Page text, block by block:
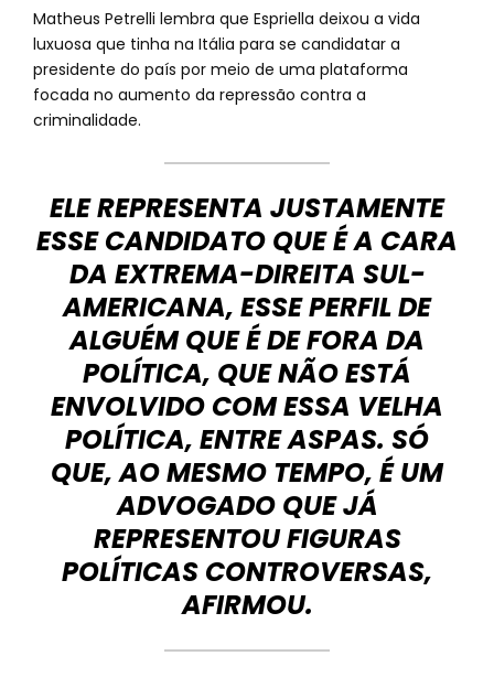
Matheus Petrelli lembra que Espriella deixou a vida
luxuosa que tinha na Itália para se candidatar a
presidente do país por meio de uma plataforma
focada no aumento da repressão contra a
criminalidade.
ELE REPRESENTA JUSTAMENTE
ESSE CANDIDATO QUE É A CARA
DA EXTREMA-DIREITA SUL-
AMERICANA, ESSE PERFIL DE
ALGUÉM QUE É DE FORA DA
POLÍTICA, QUE NÃO ESTÁ
ENVOLVIDO COM ESSA VELHA
POLÍTICA, ENTRE ASPAS. SÓ
QUE, AO MESMO TEMPO, É UM
ADVOGADO QUE JÁ
REPRESENTOU FIGURAS
POLÍTICAS CONTROVERSAS,
AFIRMOU.